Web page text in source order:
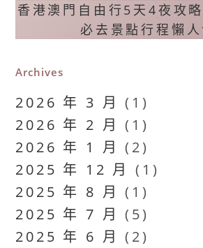
香港澳門自由行5天4夜攻
必去景點行程懶人
Archives
2026 年 3 月 (1)
2026 年 2 月 (1)
2026 年 1 月 (2)
2025 年 12 月 (1)
2025 年 8 月 (1)
2025 年 7 月 (5)
2025 年 6 月 (2)